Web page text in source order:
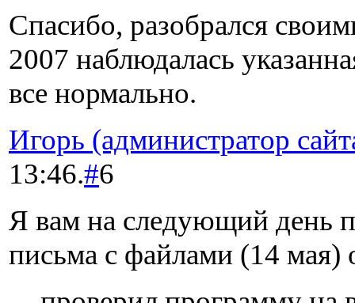
Спасибо, разобрался
2007 наблюдалась
все нормально.
Игорь (администратор
13:46.#6
Я вам на следующий день
письма с файлами (14 мая)